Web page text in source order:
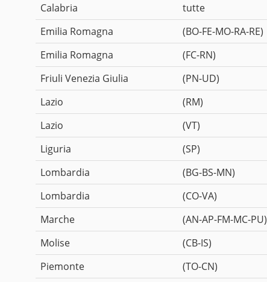
Calabria
tutte
Emilia Romagna
(BO-FE-MO-RA-RE)
Emilia Romagna
(FC-RN)
Friuli Venezia Giulia
(PN-UD)
Lazio
(RM)
Lazio
(VT)
Liguria
(SP)
Lombardia
(BG-BS-MN)
Lombardia
(CO-VA)
Marche
(AN-AP-FM-MC-PU)
Molise
(CB-IS)
Piemonte
(TO-CN)